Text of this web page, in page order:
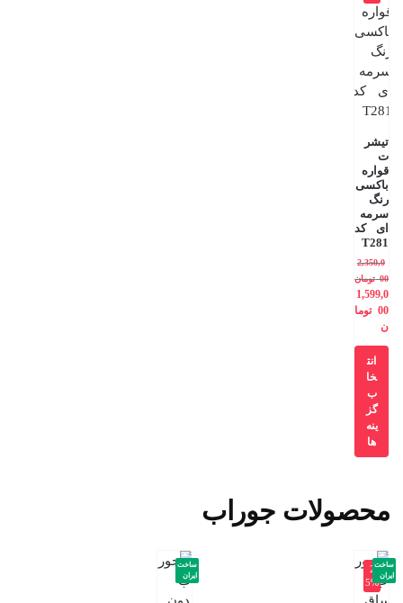
تیشر
ت
قواره
باکسی
رنگ
سرمه
ای کد
T281
2,350,0
00 تومان
1,599,0
00 توما
ن
انت
خا
ب
گز
ینه
ها
محصولات جوراب
-2
5%
ساخت
ایران
ساخت
ایران